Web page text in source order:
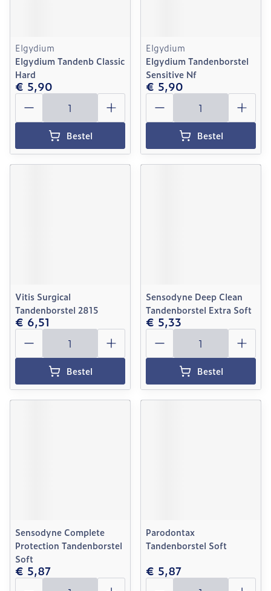
Elgydium
Elgydium Tandenb Classic
Hard
€ 5,90
Aantal
Bestel
Elgydium
Elgydium Tandenborstel
Sensitive Nf
€ 5,90
Aantal
Bestel
Vitis Surgical
Tandenborstel 2815
€ 6,51
Aantal
Bestel
Sensodyne Deep Clean
Tandenborstel Extra Soft
€ 5,33
Aantal
Bestel
Sensodyne Complete
Protection Tandenborstel
Soft
€ 5,87
Aantal
Parodontax
Tandenborstel Soft
€ 5,87
Aantal